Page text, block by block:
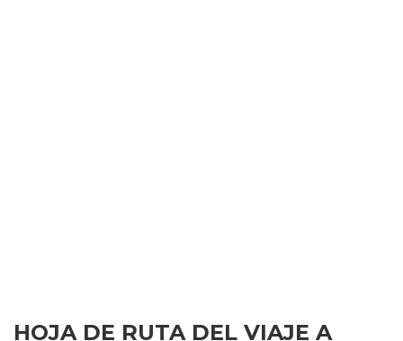
HOJA DE RUTA DEL VIAJE A